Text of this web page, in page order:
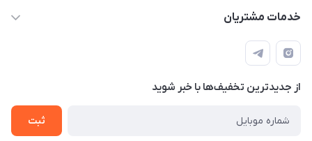
خدمات مشتریان
قوانین
تماس با ما
سوالات متداول و پر تکرار
آموزش خرید و پیگیری سفارش
از جدید‌ترین تخفیف‌ها با‌ خبر شوید
ثبت